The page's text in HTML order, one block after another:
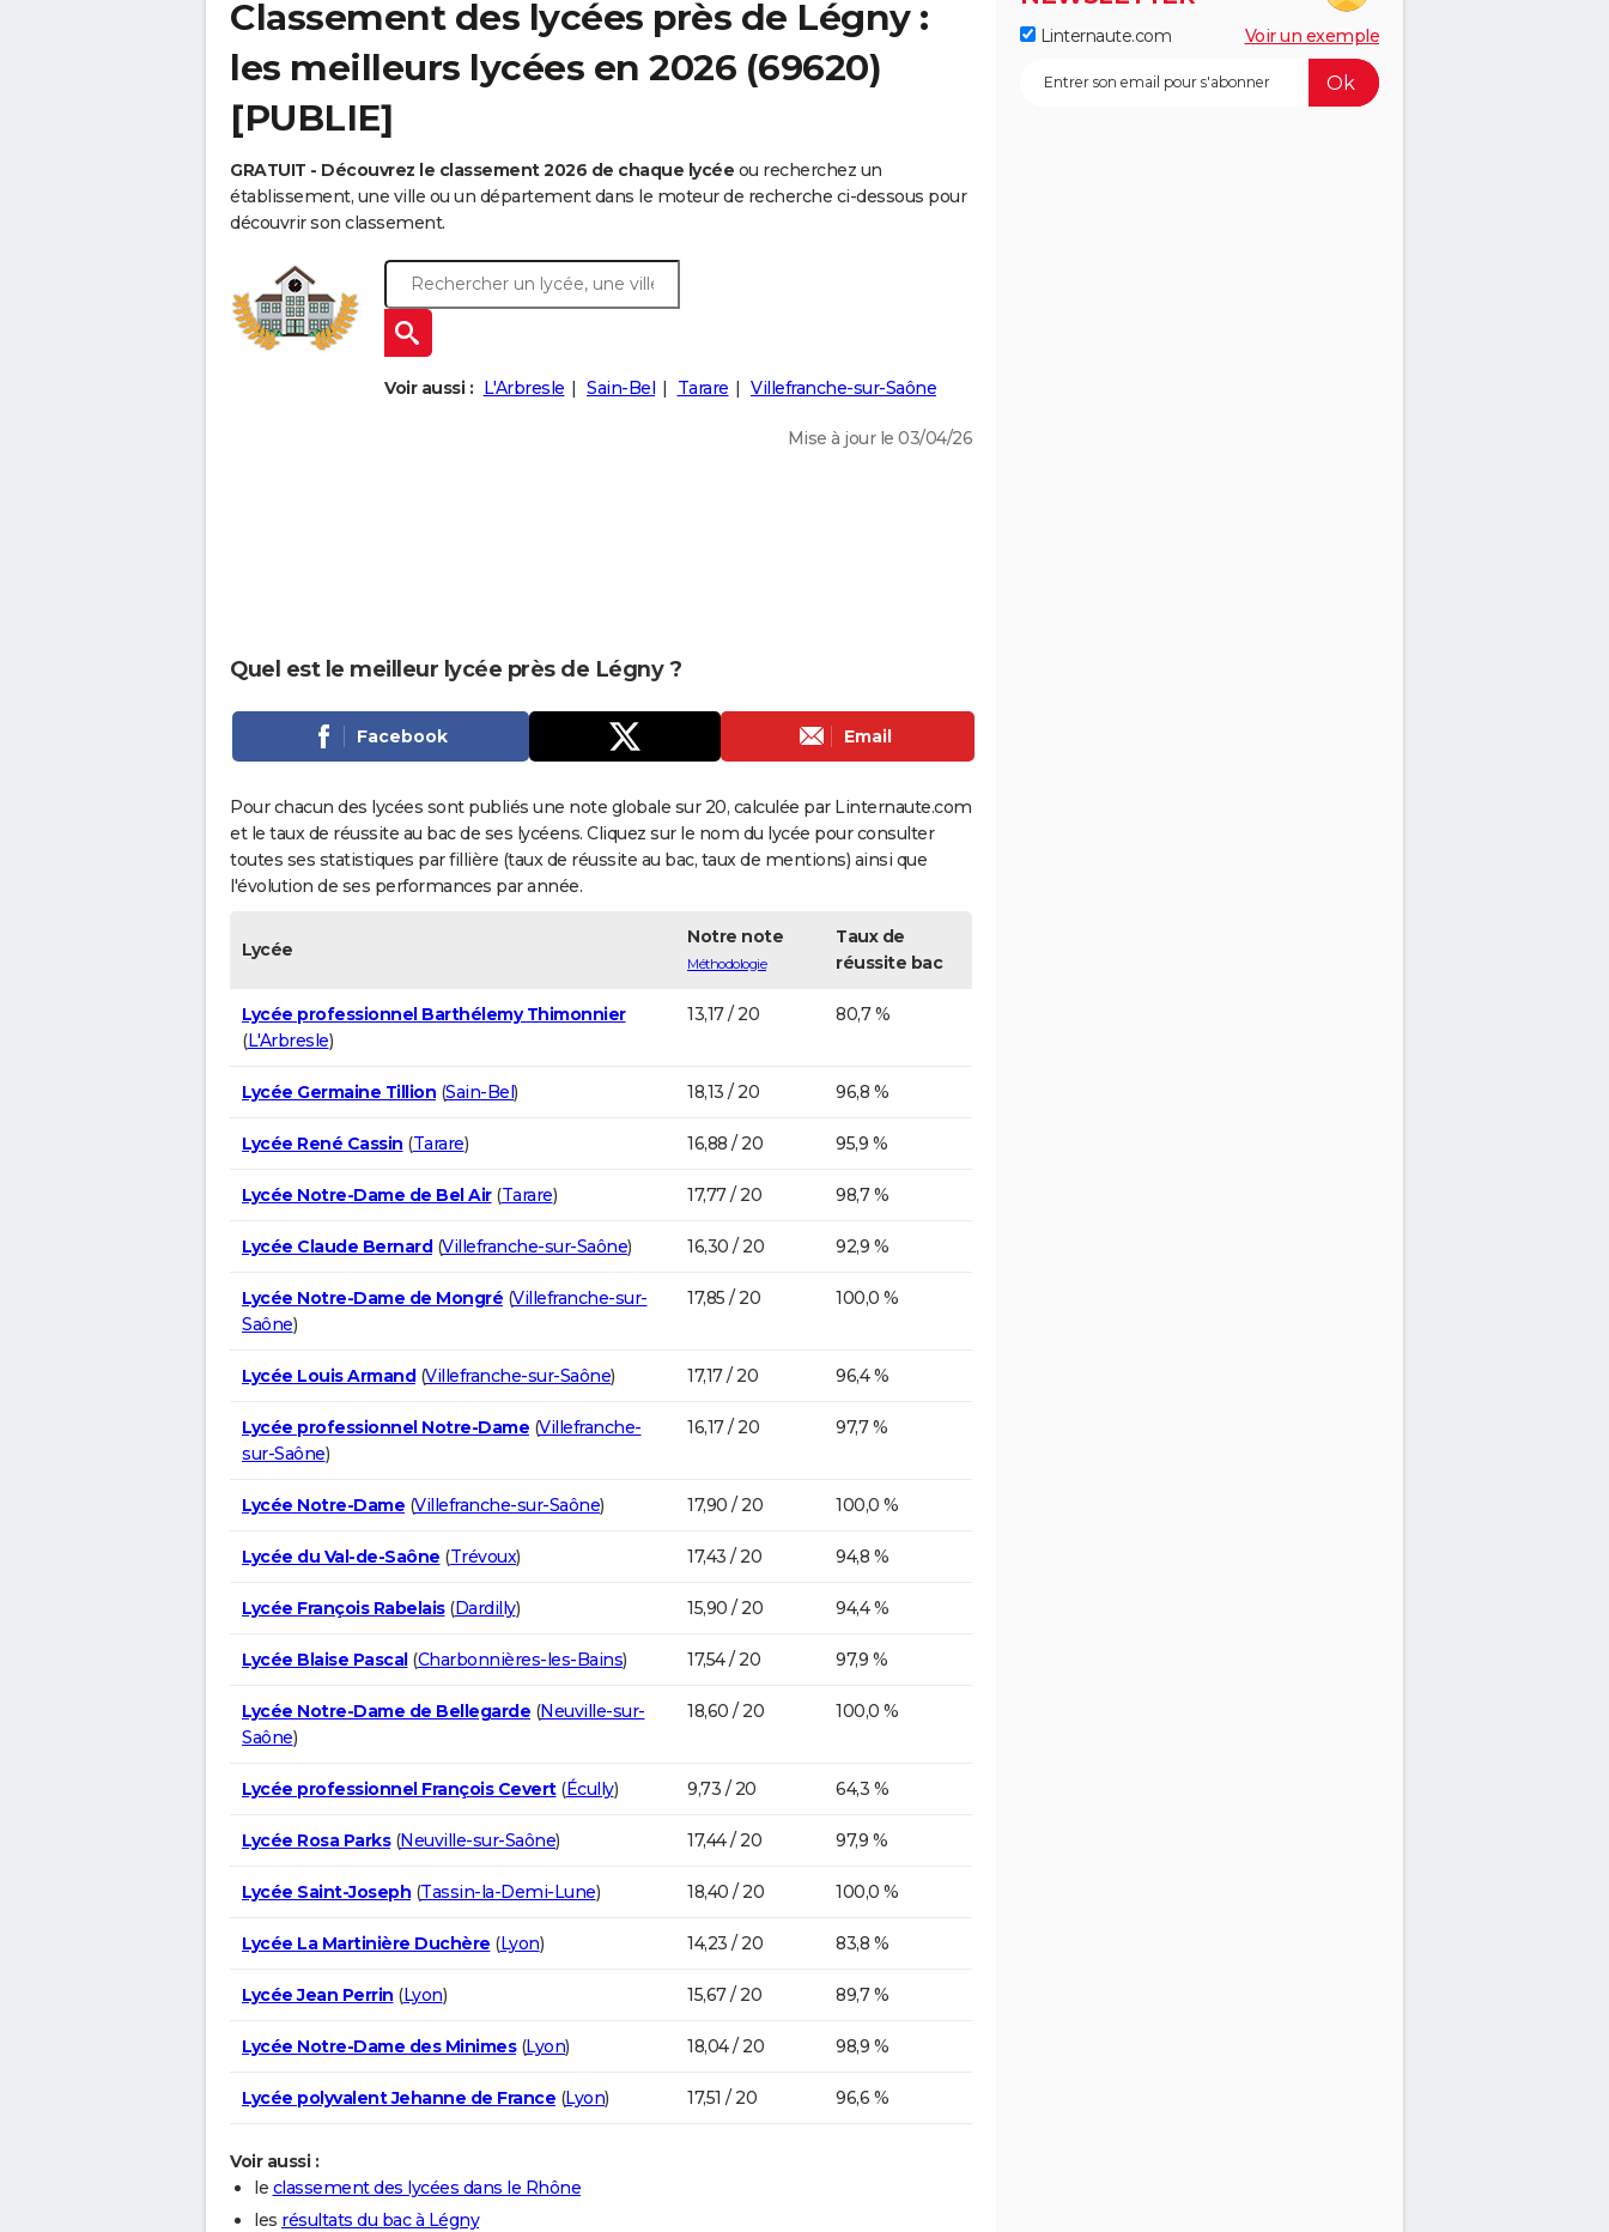
Classement des lycées près de Légny :
les meilleurs lycées en 2026 (69620)
[PUBLIE]
GRATUIT - Découvrez le classement 2026 de chaque lycée ou recherchez un
établissement, une ville ou un département dans le moteur de recherche ci-dessous pour
découvrir son classement.
Voir aussi : L'Arbresle Sain-Bel Tarare Villefranche-sur-Saône
Mise à jour le 03/04/26
Quel est le meilleur lycée près de Légny ?
Facebook Email
Pour chacun des lycées sont publiés une note globale sur 20, calculée par Linternaute.com
et le taux de réussite au bac de ses lycéens. Cliquez sur le nom du lycée pour consulter
toutes ses statistiques par fillière (taux de réussite au bac, taux de mentions) ainsi que
l'évolution de ses performances par année.
Lycée
Notre note
Méthodologie
Taux de
réussite bac
Lycée professionnel Barthélemy Thimonnier
(L'Arbresle)
13,17 / 20 80,7 %
Lycée Germaine Tillion (Sain-Bel) 18,13 / 20 96,8 %
Lycée René Cassin (Tarare) 16,88 / 20 95,9 %
Lycée Notre-Dame de Bel Air(Tarare) 17,77 / 20 98,7 %
Lycée Claude Bernard(Villefranche-sur-Saône) 16,30 / 20 92,9 %
Lycée Notre-Dame de Mongré (Villefranche-sur-
Saône)
17,85 / 20 100,0 %
Lycée Louis Armand(Villefranche-sur-Saône) 17,17 / 20 96,4 %
Lycée professionnel Notre-Dame (Villefranche-
sur-Saône)
16,17 / 20 97,7 %
Lycée Notre-Dame (Villefranche-sur-Saône) 17,90 / 20 100,0 %
Lycée du Val-de-Saône (Trévoux) 17,43 / 20 94,8 %
Lycée François Rabelais(Dardilly) 15,90 / 20 94,4 %
Lycée Blaise Pascal(Charbonnières-les-Bains) 17,54 / 20 97,9 %
Lycée Notre-Dame de Bellegarde (Neuville-sur-
Saône)
18,60 / 20 100,0 %
Lycée professionnel François Cevert(Écully) 9,73 / 20 64,3 %
Lycée Rosa Parks(Neuville-sur-Saône) 17,44 / 20 97,9 %
Lycée Saint-Joseph (Tassin-la-Demi-Lune) 18,40 / 20 100,0 %
Lycée La Martinière Duchère (Lyon) 14,23 / 20 83,8 %
Lycée Jean Perrin (Lyon) 15,67 / 20 89,7 %
Lycée Notre-Dame des Minimes(Lyon) 18,04 / 20 98,9 %
Lycée polyvalent Jehanne de France (Lyon) 17,51 / 20 96,6 %
Voir aussi :
le classement des lycées dans le Rhône
les résultats du bac à Légny
Linternaute.com Voir un exemple